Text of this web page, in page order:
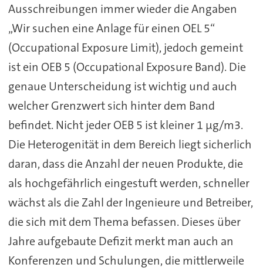
Ausschreibungen immer wieder die Angaben
„Wir suchen eine Anlage für einen OEL 5“
(Occupational Exposure Limit), jedoch gemeint
ist ein OEB 5 (Occupational Exposure Band). Die
genaue Unterscheidung ist wichtig und auch
welcher Grenzwert sich hinter dem Band
befindet. Nicht jeder OEB 5 ist kleiner 1 µg/m3.
Die Heterogenität in dem Bereich liegt sicherlich
daran, dass die Anzahl der neuen Produkte, die
als hochgefährlich eingestuft werden, schneller
wächst als die Zahl der Ingenieure und Betreiber,
die sich mit dem Thema befassen. Dieses über
Jahre aufgebaute Defizit merkt man auch an
Konferenzen und Schulungen, die mittlerweile